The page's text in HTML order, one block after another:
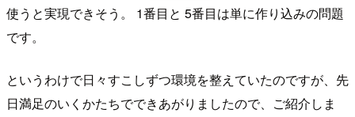
使うと実現できそう。 1番目と 5番目は単に作り込みの問題
です。
というわけで日々すこしずつ環境を整えていたのですが、先
日満足のいくかたちでできあがりましたので、ご紹介しま